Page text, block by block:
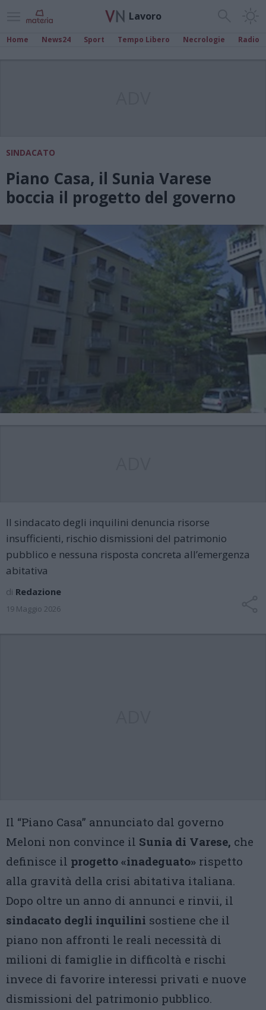
Lavoro
Home News24 Sport Tempo Libero Necrologie Radio
SINDACATO
Piano Casa, il Sunia Varese
boccia il progetto del governo
Il sindacato degli inquilini denuncia risorse
insufficienti, rischio dismissioni del patrimonio
pubblico e nessuna risposta concreta all’emergenza
abitativa
di Redazione
19 Maggio 2026
Il “Piano Casa” annunciato dal governo
Meloni non convince il Sunia di Varese, che
definisce il progetto «inadeguato» rispetto
alla gravità della crisi abitativa italiana.
Dopo oltre un anno di annunci e rinvii, il
sindacato degli inquilini sostiene che il
piano non affronti le reali necessità di
milioni di famiglie in difficoltà e rischi
invece di favorire interessi privati e nuove
dismissioni del patrimonio pubblico.